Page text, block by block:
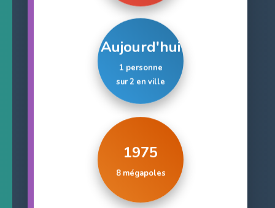
Aujourd'hui
1 personne
sur 2 en ville
1975
8 mégapoles